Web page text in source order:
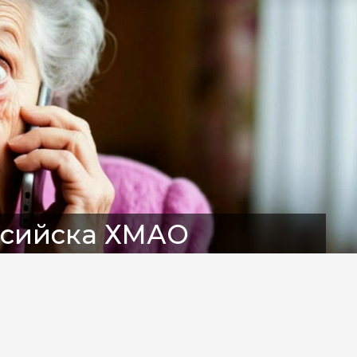
ХМАО